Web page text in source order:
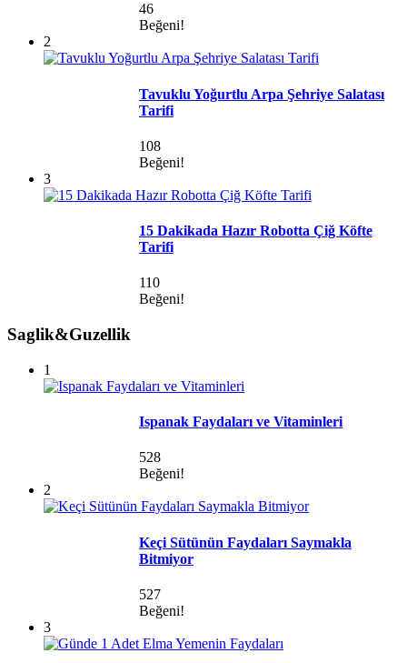
46
Beğeni!
2
Tavuklu Yoğurtlu Arpa Şehriye Salatası
Tarifi
108
Beğeni!
3
15 Dakikada Hazır Robotta Çiğ Köfte
Tarifi
110
Beğeni!
Saglik&Guzellik
1
Ispanak Faydaları ve Vitaminleri
528
Beğeni!
2
Keçi Sütünün Faydaları Saymakla
Bitmiyor
527
Beğeni!
3